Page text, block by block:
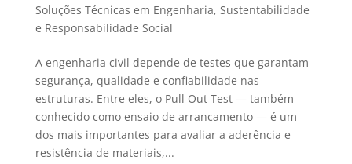
Soluções Técnicas em Engenharia, Sustentabilidade
e Responsabilidade Social
A engenharia civil depende de testes que garantam
segurança, qualidade e confiabilidade nas
estruturas. Entre eles, o Pull Out Test — também
conhecido como ensaio de arrancamento — é um
dos mais importantes para avaliar a aderência e
resistência de materiais,...